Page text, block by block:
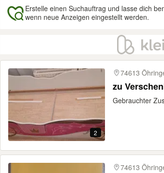
Erstelle einen Suchauftrag und lasse dich
wenn neue Anzeigen eingestellt werden.
Ergebnisse
2
74613
zu
Gebrauchter
74613